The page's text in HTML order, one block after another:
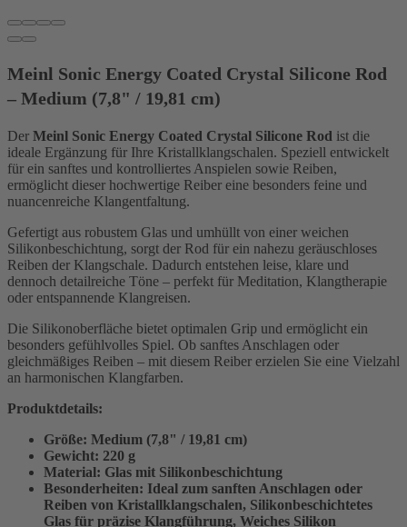
Meinl Sonic Energy Coated Crystal Silicone Rod
– Medium (7,8" / 19,81 cm)
Der Meinl Sonic Energy Coated Crystal Silicone Rod ist die
ideale Ergänzung für Ihre Kristallklangschalen. Speziell entwickelt
für ein sanftes und kontrolliertes Anspielen sowie Reiben,
ermöglicht dieser hochwertige Reiber eine besonders feine und
nuancenreiche Klangentfaltung.
Gefertigt aus robustem Glas und umhüllt von einer weichen
Silikonbeschichtung, sorgt der Rod für ein nahezu geräuschloses
Reiben der Klangschale. Dadurch entstehen leise, klare und
dennoch detailreiche Töne – perfekt für Meditation, Klangtherapie
oder entspannende Klangreisen.
Die Silikonoberfläche bietet optimalen Grip und ermöglicht ein
besonders gefühlvolles Spiel. Ob sanftes Anschlagen oder
gleichmäßiges Reiben – mit diesem Reiber erzielen Sie eine Vielzahl
an harmonischen Klangfarben.
Produktdetails:
Größe: Medium (7,8" / 19,81 cm)
Gewicht: 220 g
Material: Glas mit Silikonbeschichtung
Besonderheiten: Ideal zum sanften Anschlagen oder
Reiben von Kristallklangschalen, Silikonbeschichtetes
Glas für präzise Klangführung, Weiches Silikon